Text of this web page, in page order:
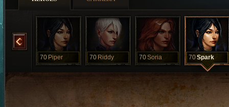
70 Piper 70 Riddy 70Soria 70Spark